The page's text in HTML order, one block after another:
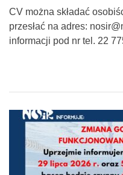
CV można składać
przesłać na adres:
informacji pod nr tel. 22